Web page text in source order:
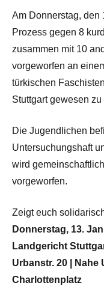
Am Donnerstag, den
Prozess gegen 8
zusammen mit 10
vorgeworfen an
türkischen
Stuttgart gewesen zu
Die Jugendlichen
Untersuchungshaft
wird
vorgeworfen.
Zeigt euch
Donnerstag, 13.
Landgericht
Urbanstr. 20 | Nahe
Charlottenplatz